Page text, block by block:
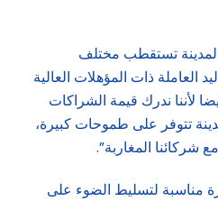
تستقطب مختلف
ذات المؤهلات العالية
لأننا ندرك قيمة الشراكات
تتوفر على طموحات كبيرة،
شركائنا المغاربة”.
مناسبة لتسليط الضوء على